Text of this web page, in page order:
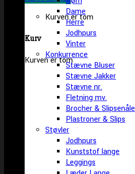
Kurven er tom
Kurv
Kurven er tom
Dame
Herre
Jodhpurs
Vinter
Konkurrence
Stævne Bluser
Stævne Jakker
Stævne nr.
Fletning mv.
Brocher & Slipsenåle
Plastroner & Slips
Støvler
Jodhpurs
Kunststof lange
Leggings